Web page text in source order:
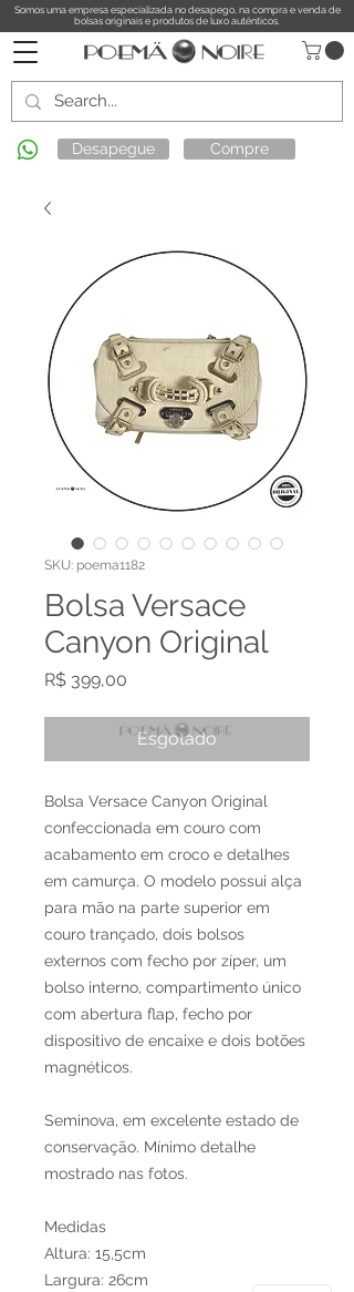
Somos uma empresa especializada no desapego, na compra e venda de
bolsas originais e produtos de luxo autênticos.
Desapegue Compre
SKU: poema1182
Bolsa Versace
Canyon Original
R$ 399,00
Esgotado
Bolsa Versace Canyon Original
confeccionada em couro com
acabamento em croco e detalhes
em camurça. O modelo possui alça
para mão na parte superior em
couro trançado, dois bolsos
externos com fecho por zíper, um
bolso interno, compartimento único
com abertura flap, fecho por
dispositivo de encaixe e dois botões
magnéticos.
Seminova, em excelente estado de
conservação. Mínimo detalhe
mostrado nas fotos.
Medidas
Altura: 15,5cm
Largura: 26cm